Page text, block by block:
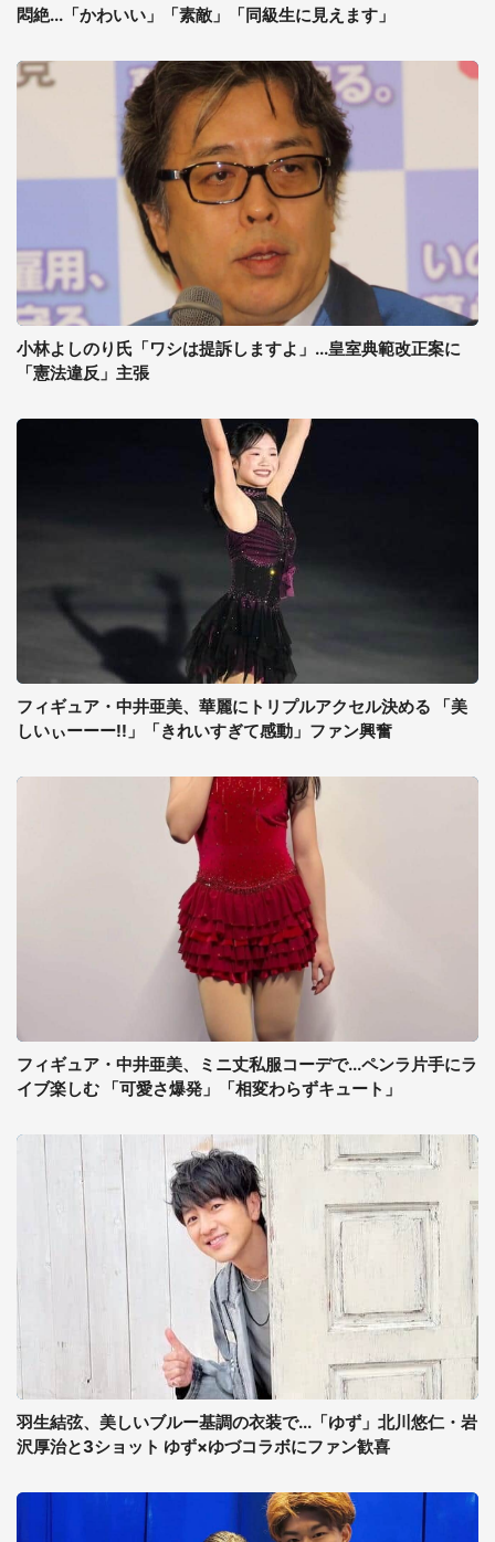
悶絶...「かわいい」「素敵」「同級生に見えます」
小林よしのり氏「ワシは提訴しますよ」...皇室典範改正案に
「憲法違反」主張
フィギュア・中井亜美、華麗にトリプルアクセル決める 「美
しいぃーーー!!」「きれいすぎて感動」ファン興奮
フィギュア・中井亜美、ミニ丈私服コーデで...ペンラ片手にラ
イブ楽しむ 「可愛さ爆発」「相変わらずキュート」
羽生結弦、美しいブルー基調の衣装で...「ゆず」北川悠仁・岩
沢厚治と3ショット ゆず×ゆづコラボにファン歓喜